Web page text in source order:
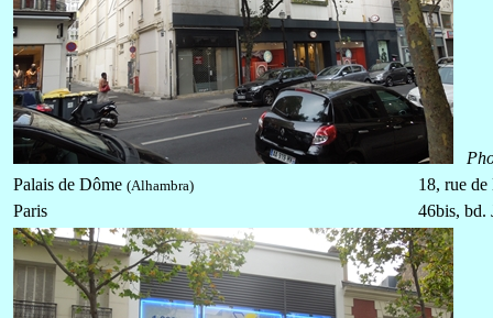
Palais de Dôme (Alhambra)
18, rue de
Paris
46bis, bd.